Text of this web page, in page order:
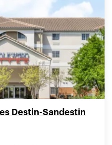
Destin-Sandestin